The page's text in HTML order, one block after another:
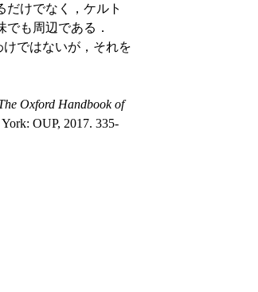
だけでなく，ケルト
も周辺である．
ではないが，それを
Oxford Handbook of
OUP, 2017. 335-